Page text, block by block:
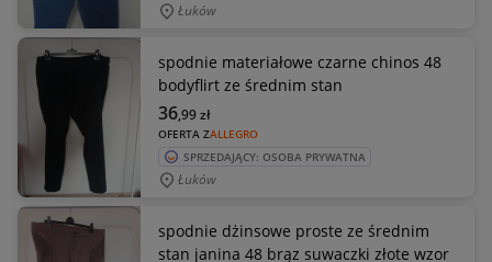
Łuków
spodnie materiałowe czarne chinos 48
bodyflirt ze średnim stan
OFERTA ZALLEGRO
36,99zł
SPRZEDAJĄCY: OSOBA PRYWATNA
Łuków
spodnie dżinsowe proste ze średnim
stan janina 48 brąz suwaczki złote wzor